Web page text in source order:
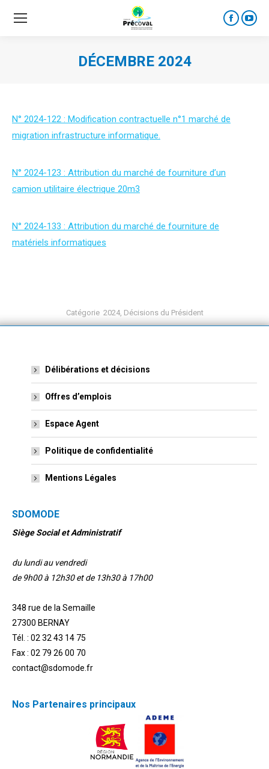
Facebook
DÉCEMBRE 2024
N° 2024-122 : Modification contractuelle n°1 marché de
migration infrastructure informatique.
N° 2024-123 : Attribution du marché de fourniture d’un
camion utilitaire électrique 20m3
N° 2024-133 : Attribution du marché de fourniture de
matériels informatiques
Catégorie 2024, Décisions du Président
Délibérations et décisions
Offres d’emplois
Espace Agent
Politique de confidentialité
Mentions Légales
SDOMODE
Siège Social et Administratif
du lundi au vendredi
de 9h00 à 12h30 et de 13h30 à 17h00
348 rue de la Semaille
27300 BERNAY
Tél. : 02 32 43 14 75
Fax : 02 79 26 00 70
contact@sdomode.fr
Nos Partenaires principaux